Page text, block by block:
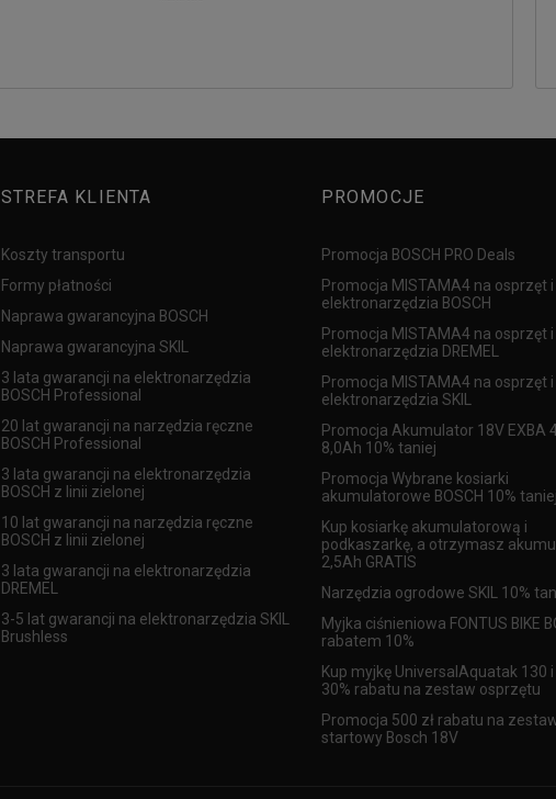
STREFA KLIENTA
Koszty transportu
Formy płatności
Naprawa gwarancyjna BOSCH
Naprawa gwarancyjna SKIL
3 lata gwarancji na elektronarzędzia
BOSCH Professional
20 lat gwarancji na narzędzia ręczne
BOSCH Professional
3 lata gwarancji na elektronarzędzia
BOSCH z linii zielonej
10 lat gwarancji na narzędzia ręczne
BOSCH z linii zielonej
3 lata gwarancji na elektronarzędzia
DREMEL
3-5 lat gwarancji na elektronarzędzia SKIL
Brushless
PROMOCJE
Promocja BOSCH PRO Deals
Promocja MISTAMA4 na osprzęt i
elektronarzędzia BOSCH
Promocja MISTAMA4 na osprzęt i
elektronarzędzia DREMEL
Promocja MISTAMA4 na osprzęt i
elektronarzędzia SKIL
Promocja Akumulator 18V EXBA
8,0Ah 10% taniej
Promocja Wybrane kosiarki
akumulatorowe BOSCH 10%
Kup kosiarkę akumulatorową i
podkaszarkę, a otrzymasz
2,5Ah GRATIS
Narzędzia ogrodowe SKIL 10%
Myjka ciśnieniowa FONTUS BIKE
rabatem 10%
Kup myjkę UniversalAquatak 130
30% rabatu na zestaw osprzętu
Promocja 500 zł rabatu na
startowy Bosch 18V